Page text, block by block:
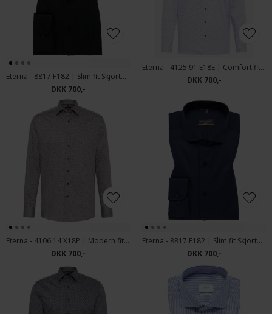
Eterna - 8817 F182 | Slim fit Skjorte Sort
DKK 700,-
Eterna - 4125 91 E18E | Comfort fit Skjorte 91 Lilla
DKK 700,-
Eterna - 4106 14 X18P | Modern fit Skjorte Blå Ærmel. 72 cm
DKK 700,-
Eterna - 8817 F182 | Slim fit Skjorte Navy
DKK 700,-